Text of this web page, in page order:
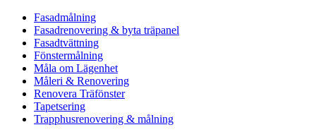
Fasadmålning
Fasadrenovering & byta träpanel
Fasadtvättning
Fönstermålning
Måla om Lägenhet
Måleri & Renovering
Renovera Träfönster
Tapetsering
Trapphusrenovering & målning